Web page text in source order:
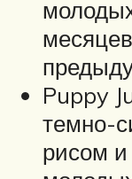
Puppy
темно-
рисом и